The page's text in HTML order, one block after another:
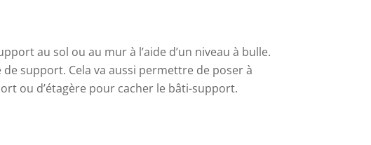
au sol ou au mur à l’aide d’un niveau à bulle.
support. Cela va aussi permettre de poser à
ou d’étagère pour cacher le bâti-support.